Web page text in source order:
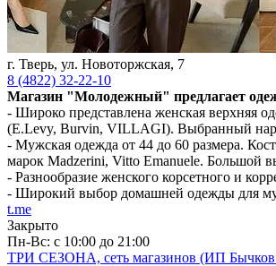
г. Тверь, ул. Новоторжская, 7
8 (4822) 32-22-10
Магазин "Молодежный" предлагает
- Широко представлена женская верхняя
(E.Levy, Burvin, VILLAGI). Выбранный
- Мужская одежда от 44 до 60 размера.
марок Madzerini, Vitto Emanuele. Большой
- Разнообразие женского корсетного и
- Широкий выбор домашней одежды для
t.me
Закрыто
Пн-Вс: с 10:00 до 21:00
ТРИ СЕЗОНА, сеть магазинов (ИП